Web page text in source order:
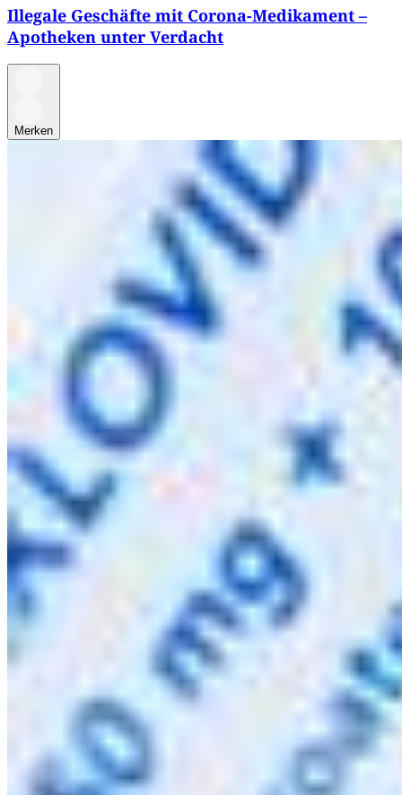
Illegale Geschäfte mit Corona-Medikament –
Apotheken unter Verdacht
Merken